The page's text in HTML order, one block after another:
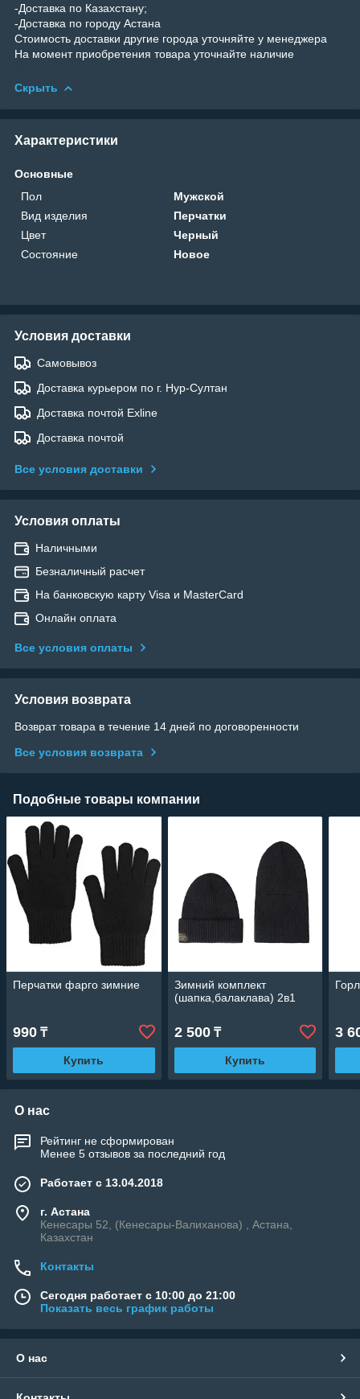
-Доставка по Казахстану;
-Доставка по городу Астана
Стоимость доставки другие города уточняйте у менеджера
На момент приобретения товара уточнайте наличие
Скрыть
Характеристики
Основные
Пол
Мужской
Вид изделия
Перчатки
Цвет
Черный
Состояние
Новое
Условия доставки
Самовывоз
Доставка курьером по г. Нур-Султан
Доставка почтой Exline
Доставка почтой
Все условия доставки
Условия оплаты
Наличными
Безналичный расчет
На банковскую карту Visa и MasterCard
Онлайн оплата
Все условия оплаты
Условия возврата
Возврат товара в течение 14 дней по договоренности
Все условия возврата
Подобные товары компании
Перчатки фарго зимние
990 ₸
Купить
Зимний комплект
(шапка,балаклава) 2в1
2 500₸
Купить
3
О нас
Рейтинг не сформирован
Менее 5 отзывов за последний год
Работает с 13.04.2018
г. Астана
Кенесары 52, (Кенесары-Валиханова) , Астана,
Казахстан
Контакты
Сегодня работает с 10:00 до 21:00
Показать весь график работы
О нас